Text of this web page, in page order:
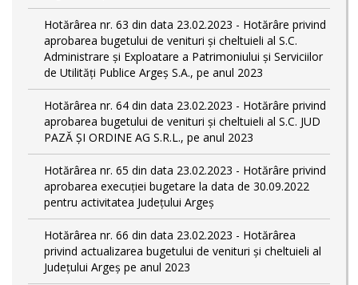
Hotărârea nr. 63 din data 23.02.2023 - Hotărâre privind
aprobarea bugetului de venituri și cheltuieli al S.C.
Administrare și Exploatare a Patrimoniului și Serviciilor
de Utilități Publice Argeș S.A., pe anul 2023
Hotărârea nr. 64 din data 23.02.2023 - Hotărâre privind
aprobarea bugetului de venituri și cheltuieli al S.C. JUD
PAZĂ ȘI ORDINE AG S.R.L., pe anul 2023
Hotărârea nr. 65 din data 23.02.2023 - Hotărâre privind
aprobarea execuției bugetare la data de 30.09.2022
pentru activitatea Județului Argeș
Hotărârea nr. 66 din data 23.02.2023 - Hotărârea
privind actualizarea bugetului de venituri și cheltuieli al
Județului Argeș pe anul 2023